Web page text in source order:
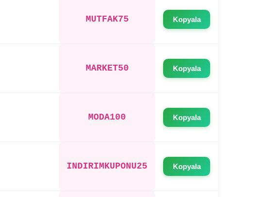
MUTFAK75 Kopyala
MARKET50 Kopyala
MODA100 Kopyala
INDIRIMKUPONU25 Kopyala